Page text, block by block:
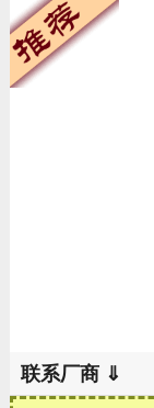
联系厂商 ⇓